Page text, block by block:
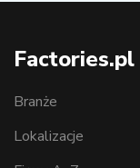
Factories.pl
Branże
Lokalizacje